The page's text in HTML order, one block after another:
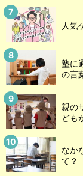
人気
塾に
の言
親の
ども
なか
て？